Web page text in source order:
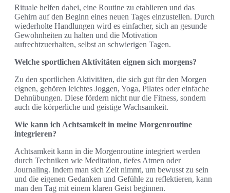
Rituale helfen dabei, eine Routine zu etablieren und das
Gehirn auf den Beginn eines neuen Tages einzustellen. Durch
wiederholte Handlungen wird es einfacher, sich an gesunde
Gewohnheiten zu halten und die Motivation
aufrechtzuerhalten, selbst an schwierigen Tagen.
Welche sportlichen Aktivitäten eignen sich morgens?
Zu den sportlichen Aktivitäten, die sich gut für den Morgen
eignen, gehören leichtes Joggen, Yoga, Pilates oder einfache
Dehnübungen. Diese fördern nicht nur die Fitness, sondern
auch die körperliche und geistige Wachsamkeit.
Wie kann ich Achtsamkeit in meine Morgenroutine
integrieren?
Achtsamkeit kann in die Morgenroutine integriert werden
durch Techniken wie Meditation, tiefes Atmen oder
Journaling. Indem man sich Zeit nimmt, um bewusst zu sein
und die eigenen Gedanken und Gefühle zu reflektieren, kann
man den Tag mit einem klaren Geist beginnen.